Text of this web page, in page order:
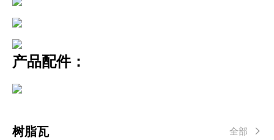
产品配件：
树脂瓦 全部